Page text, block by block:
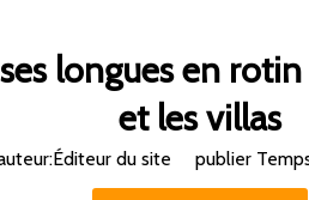
longues en
et les villas
du site publier